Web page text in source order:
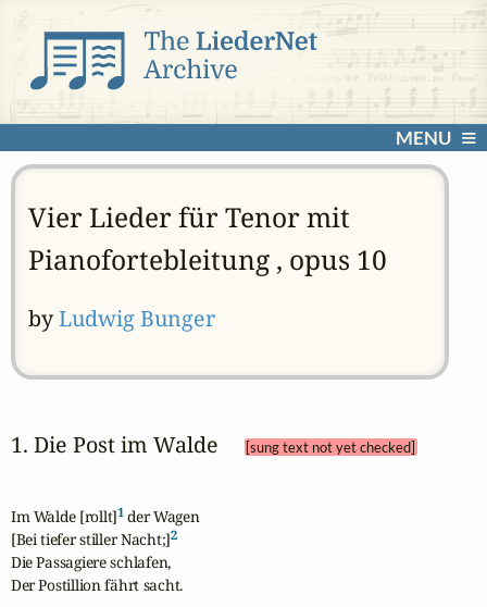
MENU
Vier Lieder für Tenor mit
Pianofortebleitung , opus 10
byLudwig Bunger
1. Die Post im Walde [sung text not yet checked]
Im Walde [rollt]1 der Wagen
[Bei tiefer stiller Nacht;]2
Die Passagiere schlafen,
Der Postillion fährt sacht.